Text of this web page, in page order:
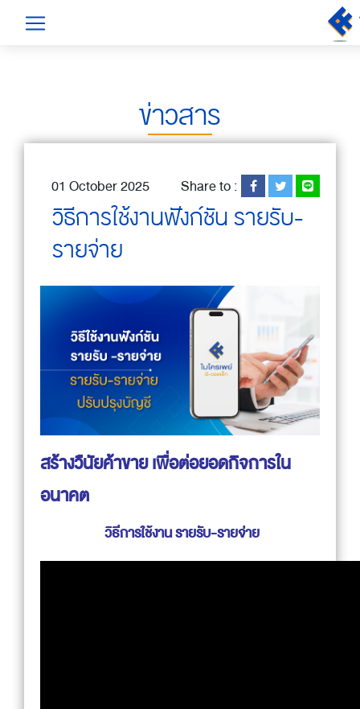
ข่าวสาร
01 October 2025 Share to :
วิธีการใช้งานฟังก์ชัน รายรับ-
รายจ่าย
สร้างวืนัยค้าขาย เพื่อต่อยอดกิจการใน
อนาคต
วิธีการใช้งาน รายรับ-รายจ่าย